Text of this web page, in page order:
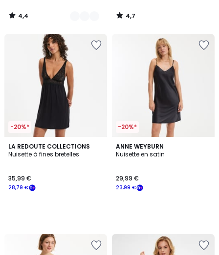
notre
programme
4,4
/
4,7
/
-20%*
LA REDOUTE COLLECTIONS
Nuisette à fines bretelles
28,79 €
35,99 €
-20%*
ANNE WEYBURN
Nuisette en satin
23,99 €
29,99 €